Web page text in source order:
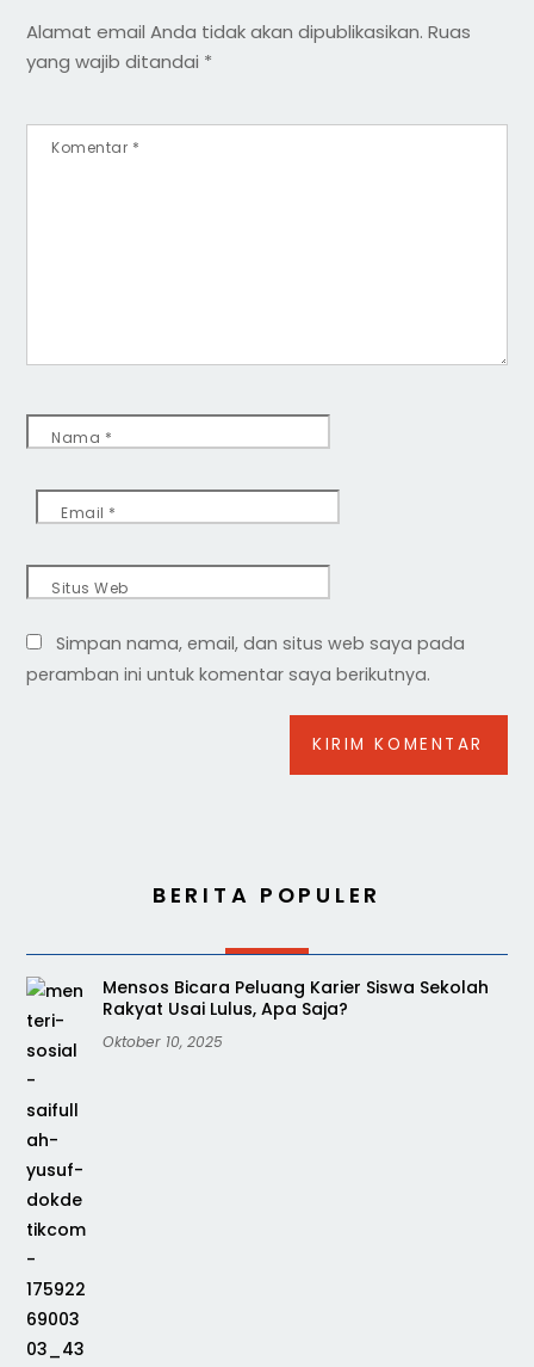
Alamat email Anda tidak akan dipublikasikan. Ruas
yang wajib ditandai *
Komentar *
Nama *
Email *
Situs Web
Simpan nama, email, dan situs web saya pada
peramban ini untuk komentar saya berikutnya.
BERITA POPULER
Mensos Bicara Peluang Karier Siswa Sekolah
Rakyat Usai Lulus, Apa Saja?
Oktober 10, 2025